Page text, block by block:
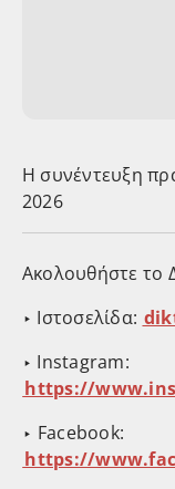
Η συνέντευξη
2026
Ακολουθήστε το
‣ Ιστοσελίδα:
‣ Instagram: ⁠⁠
⁠⁠⁠⁠⁠⁠⁠⁠⁠https://
⁠⁠‣ Facebook: ⁠⁠
⁠⁠⁠⁠⁠⁠⁠⁠⁠https://